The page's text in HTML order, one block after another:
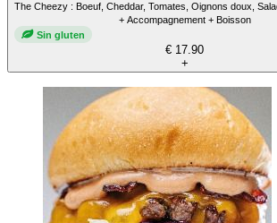
The Cheezy : Boeuf, Cheddar, Tomates, Oignons doux,
+ Accompagnement + Boisson
Sin gluten
€ 17.90
+